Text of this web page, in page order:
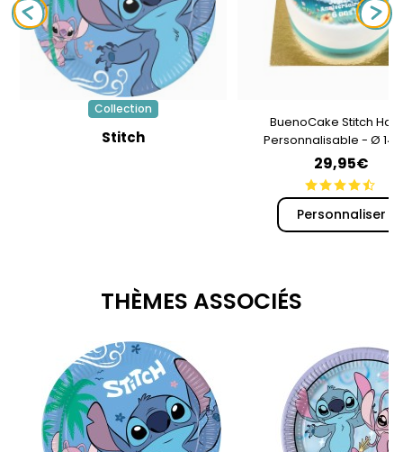
Collection
Stitch
BuenoCake Stitch
Personnalisable - Ø 14
29,95€
Personnaliser
THÈMES ASSOCIÉS